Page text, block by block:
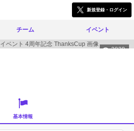
新規登録・ログイン
チーム イベント
3828
基本情報